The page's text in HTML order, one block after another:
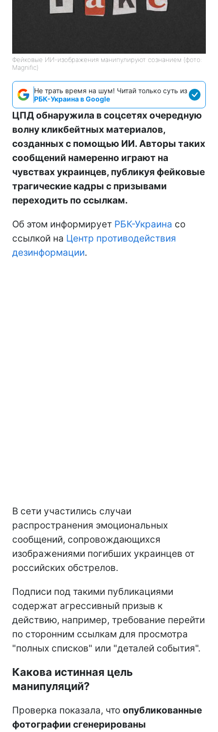
Фейковые ИИ-изображения манипулируют сознанием (фото:
Magnific)
Не трать время на шум! Читай только суть из
РБК-Украина в Google
ЦПД обнаружила в соцсетях очередную
волну кликбейтных материалов,
созданных с помощью ИИ. Авторы таких
сообщений намеренно играют на
чувствах украинцев, публикуя фейковые
трагические кадры с призывами
переходить по ссылкам.
Об этом информирует РБК-Украина со
ссылкой на Центр противодействия
дезинформации.
В сети участились случаи
распространения эмоциональных
сообщений, сопровождающихся
изображениями погибших украинцев от
российских обстрелов.
Подписи под такими публикациями
содержат агрессивный призыв к
действию, например, требование перейти
по сторонним ссылкам для просмотра
"полных списков" или "деталей события".
Какова истинная цель
манипуляций?
Проверка показала, что опубликованные
фотографии сгенерированы